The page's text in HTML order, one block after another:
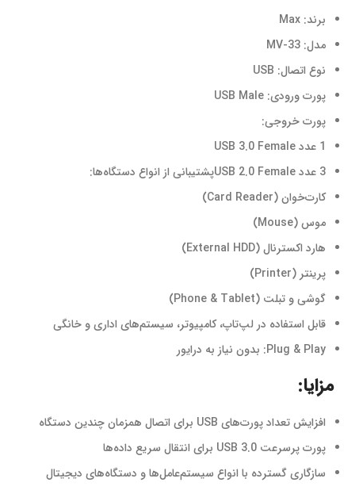
برند: Max
مدل: MV-33
نوع اتصال: USB
پورت ورودی: USB Male
پورت خروجی:
1 عدد USB 3.0 Female
3 عدد USB 2.0 Femaleپشتیبانی از انواع دستگاه‌ها:
کارت‌خوان (Card Reader)
موس (Mouse)
هارد اکسترنال (External HDD)
پرینتر (Printer)
گوشی و تبلت (Phone & Tablet)
قابل استفاده در لپ‌تاپ، کامپیوتر، سیستم‌های اداری و خانگی
Plug & Play: بدون نیاز به درایور
مزایا:
افزایش تعداد پورت‌های USB برای اتصال همزمان چندین دستگاه
پورت پرسرعت USB 3.0 برای انتقال سریع داده‌ها
سازگاری گسترده با انواع سیستم‌عامل‌ها و دستگاه‌های دیجیتال